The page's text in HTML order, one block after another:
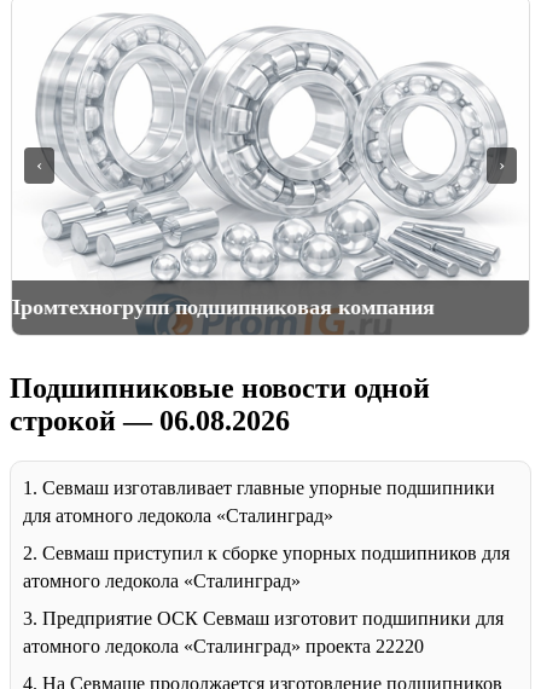
и перевозка подшипников
‹ ›
Подшипниковые новости одной
строкой — 06.08.2026
1. Севмаш изготавливает главные упорные подшипники
для атомного ледокола «Сталинград»
2. Севмаш приступил к сборке упорных подшипников для
атомного ледокола «Сталинград»
3. Предприятие ОСК Севмаш изготовит подшипники для
атомного ледокола «Сталинград» проекта 22220
4. На Севмаше продолжается изготовление подшипников